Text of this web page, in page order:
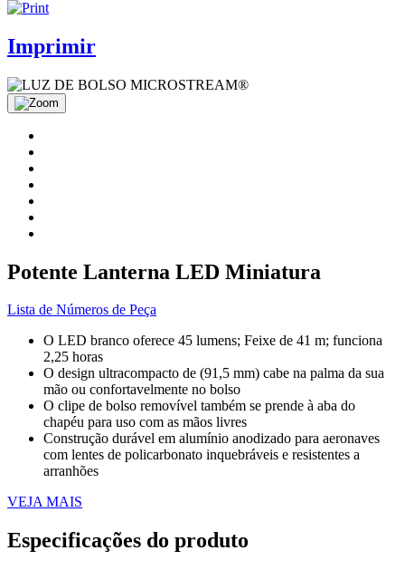
Imprimir
Potente Lanterna LED Miniatura
Lista de Números de Peça
O LED branco oferece 45 lumens; Feixe de 41 m; funciona
2,25 horas
O design ultracompacto de (91,5 mm) cabe na palma da sua
mão ou confortavelmente no bolso
O clipe de bolso removível também se prende à aba do
chapéu para uso com as mãos livres
Construção durável em alumínio anodizado para aeronaves
com lentes de policarbonato inquebráveis e resistentes a
arranhões
VEJA MAIS
Especificações do produto